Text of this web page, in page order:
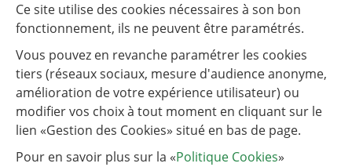
Tableau de fréquentation
NOUS CONTACTER
Liens utiles
Liste des liens utiles
Communauté d’agglomération de Versailles Grand Parc
Ce site utilise des cookies nécessaires à son bon
fonctionnement, ils ne peuvent être paramétrés.
Vous pouvez en revanche paramétrer les cookies
tiers (réseaux sociaux, mesure d'audience anonyme,
amélioration de votre expérience utilisateur) ou
modifier vos choix à tout moment en cliquant sur le
lien «Gestion des Cookies» situé en bas de page.
Pour en savoir plus sur la «Politique Cookies»